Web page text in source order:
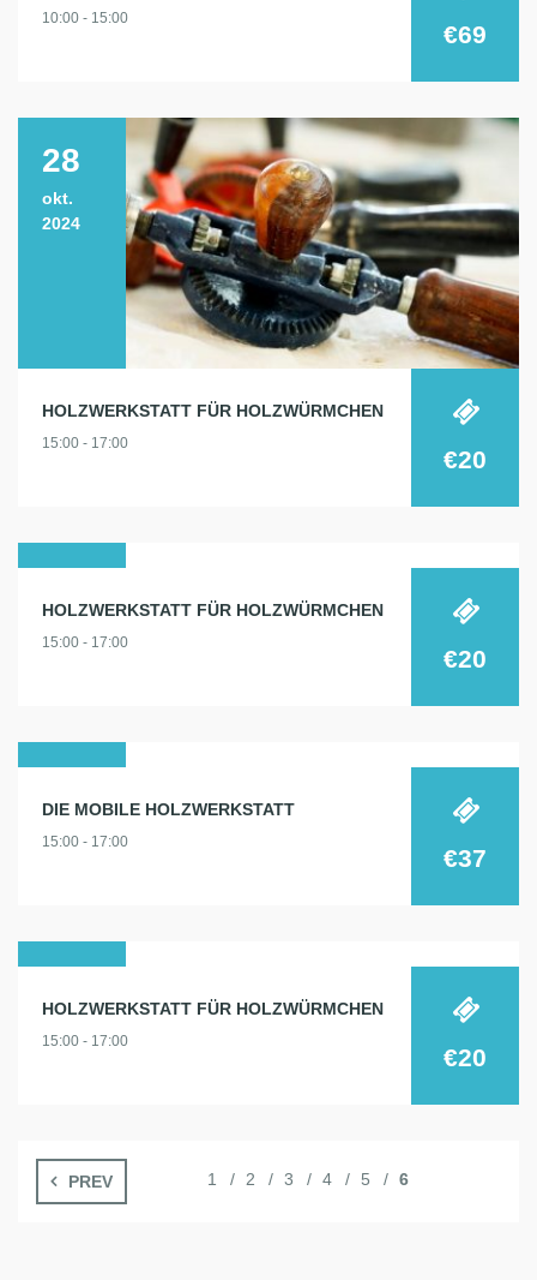
10:00 - 15:00
€69
28
okt.
2024
HOLZWERKSTATT FÜR HOLZWÜRMCHEN
15:00 - 17:00
€20
2024
HOLZWERKSTATT FÜR HOLZWÜRMCHEN
15:00 - 17:00
€20
2024
DIE MOBILE HOLZWERKSTATT
15:00 - 17:00
€37
2024
HOLZWERKSTATT FÜR HOLZWÜRMCHEN
15:00 - 17:00
€20
PREV 1 2 3 4 5 6